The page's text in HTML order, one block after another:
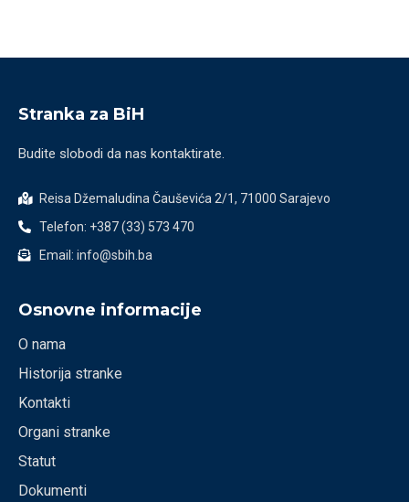
Stranka za BiH
Budite slobodi da nas kontaktirate.
Reisa Džemaludina Čauševića 2/1, 71000 Sarajevo
Telefon: +387 (33) 573 470
Email: info@sbih.ba
Osnovne informacije
O nama
Historija stranke
Kontakti
Organi stranke
Statut
Dokumenti